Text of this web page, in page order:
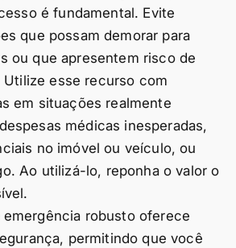
é fundamental. Evite
que possam demorar para
ou que apresentem risco de
Utilize esse recurso com
em situações realmente
médicas inesperadas,
no imóvel ou veículo, ou
Ao utilizá-lo, reponha o valor o
robusto oferece
permitindo que você